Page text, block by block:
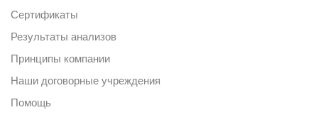
Сертификаты
Результаты анализов
Принципы компании
Наши договорные учреждения
Помощь